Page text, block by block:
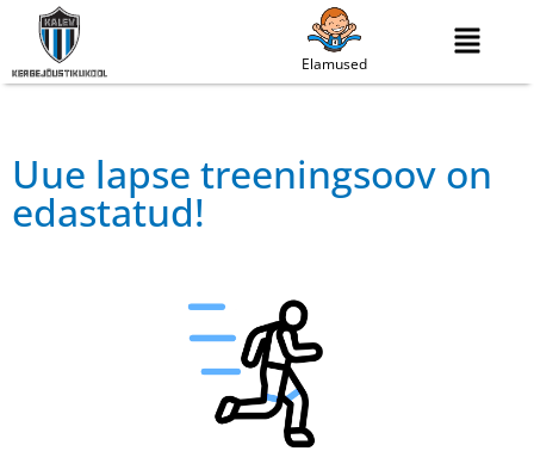
Elamused
Uue lapse treeningsoov on
edastatud!